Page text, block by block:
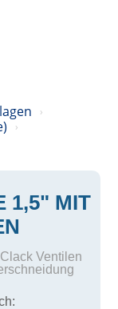
›
›
1,5" MIT
Ventilen